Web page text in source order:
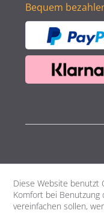
Bequem
Diese Website benutzt
Komfort bei
vereinfachen sollen,